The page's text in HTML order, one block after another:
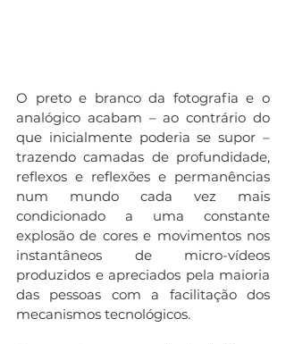
O preto e branco da fotografia e o
analógico acabam – ao contrário do
que inicialmente poderia se supor –
trazendo camadas de profundidade,
reflexos e reflexões e permanências
num mundo cada vez mais
condicionado a uma constante
explosão de cores e movimentos nos
instantâneos de micro-vídeos
produzidos e apreciados pela maioria
das pessoas com a facilitação dos
mecanismos tecnológicos.